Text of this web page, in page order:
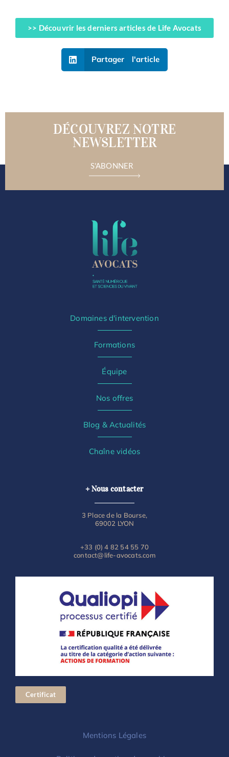
>> Découvrir les derniers articles de Life Avocats
Partager l'article
DÉCOUVREZ NOTRE
NEWSLETTER
S'ABONNER
Domaines d'intervention
Formations
Équipe
Nos offres
Blog & Actualités
Chaîne vidéos
+ Nous contacter
3 Place de la Bourse,
69002 LYON
+33 (0) 4 82 54 55 70
contact@life-avocats.com
Certificat
Mentions Légales